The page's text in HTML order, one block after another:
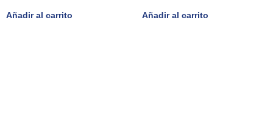
Añadir al carrito Añadir al carrito